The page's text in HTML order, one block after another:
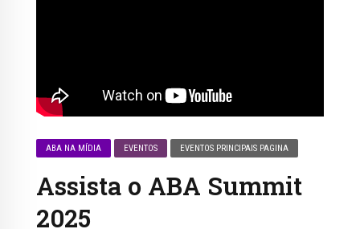
ABA NA MÍDIA EVENTOS EVENTOS PRINCIPAIS PAGINA
Assista o ABA Summit
2025